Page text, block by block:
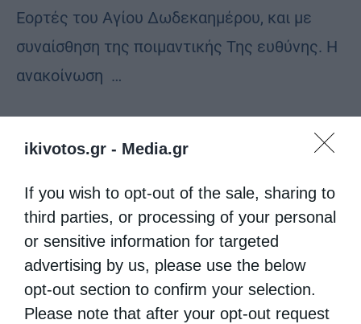
ikivotos.gr - Media.gr
If you wish to opt-out of the sale, sharing to
third parties, or processing of your personal
or sensitive information for targeted
advertising by us, please use the below
opt-out section to confirm your selection.
Please note that after your opt-out request
Εορτές του Αγίου Δωδεκαημέρου, και με
συναίσθηση της ποιμαντικής Της ευθύνης. Η
ανακοίνωση …